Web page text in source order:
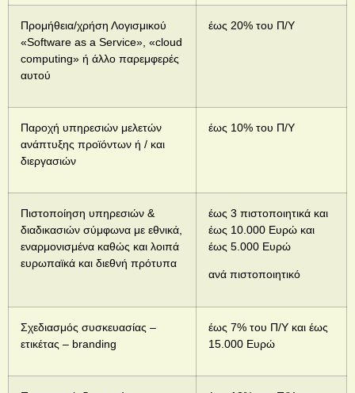
Προμήθεια/χρήση Λογισμικού
«Software as a Service», «cloud
computing» ή άλλο παρεμφερές
αυτού
έως 20% του Π/Υ
Παροχή υπηρεσιών μελετών
ανάπτυξης προϊόντων ή / και
διεργασιών
έως 10% του Π/Υ
Πιστοποίηση υπηρεσιών &
διαδικασιών σύμφωνα με εθνικά,
εναρμονισμένα καθώς και λοιπά
ευρωπαϊκά και διεθνή πρότυπα
έως 3 πιστοποιητικά και
έως 10.000 Ευρώ και
έως 5.000 Ευρώ
ανά πιστοποιητικό
Σχεδιασμός συσκευασίας –
ετικέτας – branding
έως 7% του Π/Υ και έως
15.000 Ευρώ